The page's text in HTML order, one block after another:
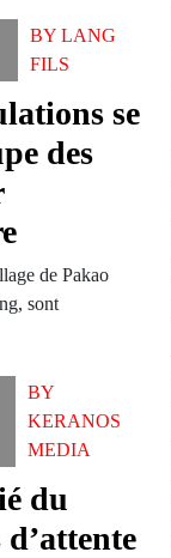
BYLANG
FILS
se
des
de Pakao
sont
BY
KERANOS
MEDIA
du
d’attente